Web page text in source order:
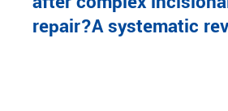
repair?A systematic